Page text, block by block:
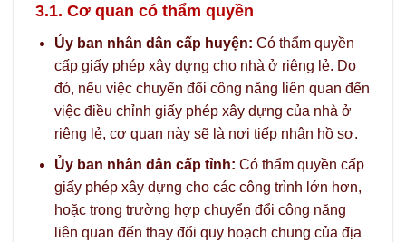
3.1. Cơ quan có thẩm quyền
Ủy ban nhân dân cấp huyện: Có thẩm quyền
cấp giấy phép xây dựng cho nhà ở riêng lẻ. Do
đó, nếu việc chuyển đổi công năng liên quan đến
việc điều chỉnh giấy phép xây dựng của nhà ở
riêng lẻ, cơ quan này sẽ là nơi tiếp nhận hồ sơ.
Ủy ban nhân dân cấp tỉnh: Có thẩm quyền cấp
giấy phép xây dựng cho các công trình lớn hơn,
hoặc trong trường hợp chuyển đổi công năng
liên quan đến thay đổi quy hoạch chung của địa